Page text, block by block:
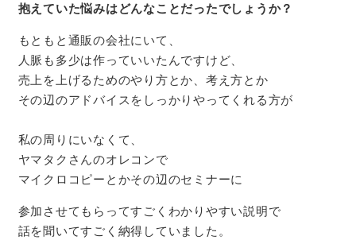
抱えていた悩みはどんなことだったでしょうか？
もともと通販の会社にいて、
人脈も多少は作っていいたんですけど、
売上を上げるためのやり方とか、考え方とか
その辺のアドバイスをしっかりやってくれる方が
私の周りにいなくて、
ヤマタクさんのオレコンで
マイクロコピーとかその辺のセミナーに
参加させてもらってすごくわかりやすい説明で
話を聞いてすごく納得していました。